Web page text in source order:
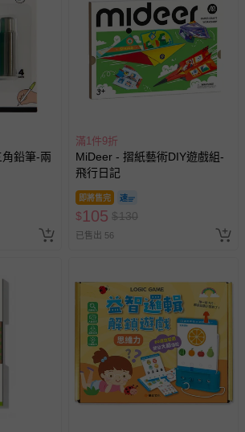
費者事先同意始提供（例如線上課程、遊
等）。
品（例如尿布、貼身衣物、泳裝、襪子、地
）。
物（嬰幼兒包巾與背巾、包屁衣、學習
品（奶嘴、奶瓶、擠乳器、哺乳衣、托腹
搖椅等）。
商品封口處已貼上「不可拆封」，或具警
貼紙、封條者。
運、訂房等服務。
提供的運送僅限台灣本島。如您位於離島地
配送，或須依據商品需加收離島運費。廠商
的權利。離島、偏遠地區、樓層親送等加價
加收。
日期，可於訂單個人資料內的查詢訂單內，
鉛筆-兩
滿1件9折
MiDeer - 摺紙藝術DIY遊戲組-
飛行日記
即將售完
$105 $130
已售出 56